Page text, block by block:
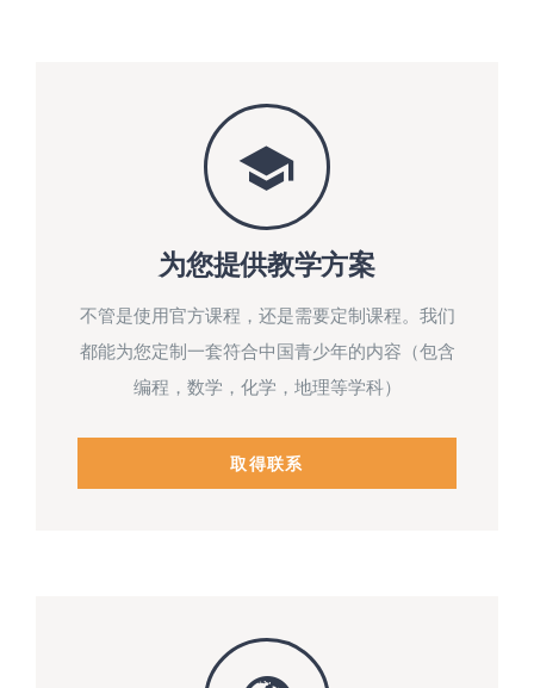
为您提供教学方案
不管是使用官方课程，还是需要定制课程。我们
都能为您定制一套符合中国青少年的内容（包含
编程，数学，化学，地理等学科）
取得联系